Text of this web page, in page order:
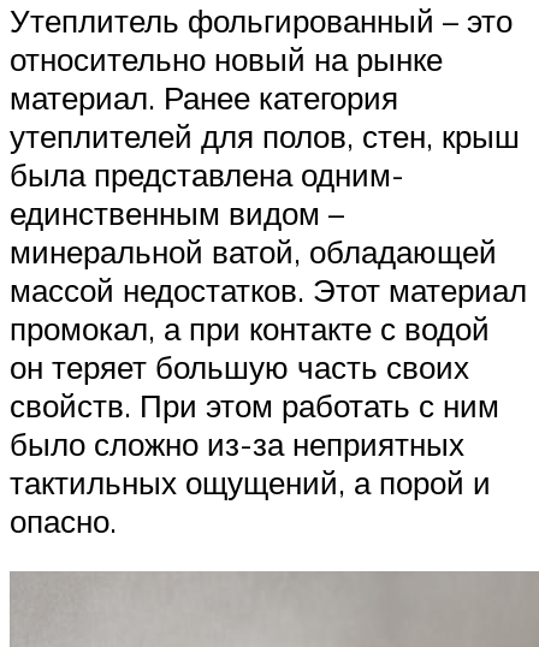
Утеплитель фольгированный – это
относительно новый на рынке
материал. Ранее категория
утеплителей для полов, стен, крыш
была представлена одним-
единственным видом –
минеральной ватой, обладающей
массой недостатков. Этот материал
промокал, а при контакте с водой
он теряет большую часть своих
свойств. При этом работать с ним
было сложно из-за неприятных
тактильных ощущений, а порой и
опасно.